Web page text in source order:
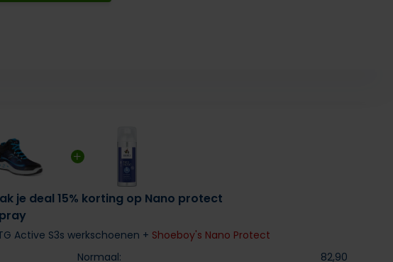
je deal 15% korting op Nano protect
Active S3s werkschoenen + Shoeboy's Nano Protect
Normaal:
82,90